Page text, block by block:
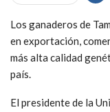
Los ganaderos de
en exportación,
más alta calidad
país.
El presidente de la